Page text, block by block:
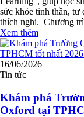
sức khỏe tinh thần, tư
thích nghi. Chương
Xem thêm
16/06/2026
Tin tức
Khám phá
Oxford tại